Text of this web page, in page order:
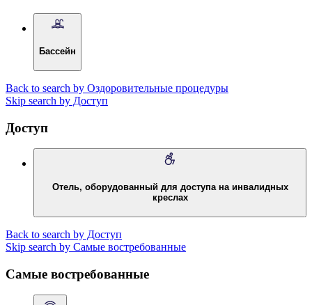
Бассейн
Back to search by Оздоровительные процедуры
Skip search by Доступ
Доступ
Отель, оборудованный для доступа на инвалидных
креслах
Back to search by Доступ
Skip search by Самые востребованные
Самые востребованные